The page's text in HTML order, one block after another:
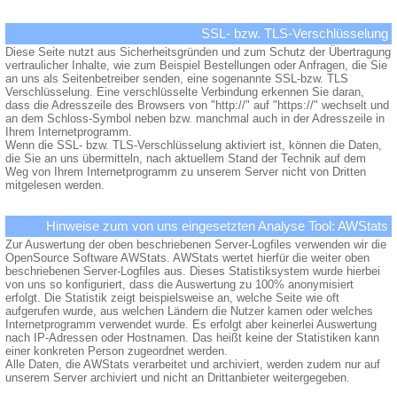
SSL- bzw. TLS-Verschlüsselung
Diese Seite nutzt aus Sicherheitsgründen und zum Schutz der Übertragung
vertraulicher Inhalte, wie zum Beispiel Bestellungen oder Anfragen, die Sie
an uns als Seitenbetreiber senden, eine sogenannte SSL-bzw. TLS
Verschlüsselung. Eine verschlüsselte Verbindung erkennen Sie daran,
dass die Adresszeile des Browsers von "http://" auf "https://" wechselt und
an dem Schloss-Symbol neben bzw. manchmal auch in der Adresszeile in
Ihrem Internetprogramm.
Wenn die SSL- bzw. TLS-Verschlüsselung aktiviert ist, können die Daten,
die Sie an uns übermitteln, nach aktuellem Stand der Technik auf dem
Weg von Ihrem Internetprogramm zu unserem Server nicht von Dritten
mitgelesen werden.
Hinweise zum von uns eingesetzten Analyse Tool: AWStats
Zur Auswertung der oben beschriebenen Server-Logfiles verwenden wir die
OpenSource Software AWStats. AWStats wertet hierfür die weiter oben
beschriebenen Server-Logfiles aus. Dieses Statistiksystem wurde hierbei
von uns so konfiguriert, dass die Auswertung zu 100% anonymisiert
erfolgt. Die Statistik zeigt beispielsweise an, welche Seite wie oft
aufgerufen wurde, aus welchen Ländern die Nutzer kamen oder welches
Internetprogramm verwendet wurde. Es erfolgt aber keinerlei Auswertung
nach IP-Adressen oder Hostnamen. Das heißt keine der Statistiken kann
einer konkreten Person zugeordnet werden.
Alle Daten, die AWStats verarbeitet und archiviert, werden zudem nur auf
unserem Server archiviert und nicht an Drittanbieter weitergegeben.